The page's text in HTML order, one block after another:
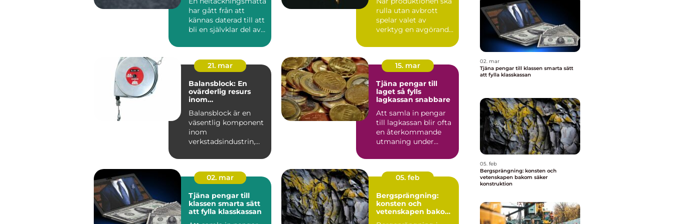
har gått från att
kännas daterad till att
bli en självklar del av
rulla utan avbrott
spelar valet av
verktyg en avgörande
21. mar
Balansblock: En
ovärderlig resurs
inom
Balansblock är en
väsentlig komponent
inom
verkstadsindustrin,
15. mar
Tjäna pengar till
laget så fylls
lagkassan snabbare
Att samla in pengar
till lagkassan blir ofta
en återkommande
utmaning under
Cupavgifter, t...
02. mar
Tjäna pengar till
klassen smarta sätt
att fylla klasskassan
05. feb
Bergsprängning:
konsten och
vetenskapen bakom
02. mar
Tjäna pengar till klassen smarta sätt
att fylla klasskassan
05. feb
Bergsprängning: konsten och
vetenskapen bakom säker
konstruktion